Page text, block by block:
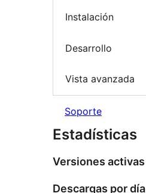
Instalación
Desarrollo
Vista avanzada
Soporte
Estadísticas
Versiones activas
Descargas por día